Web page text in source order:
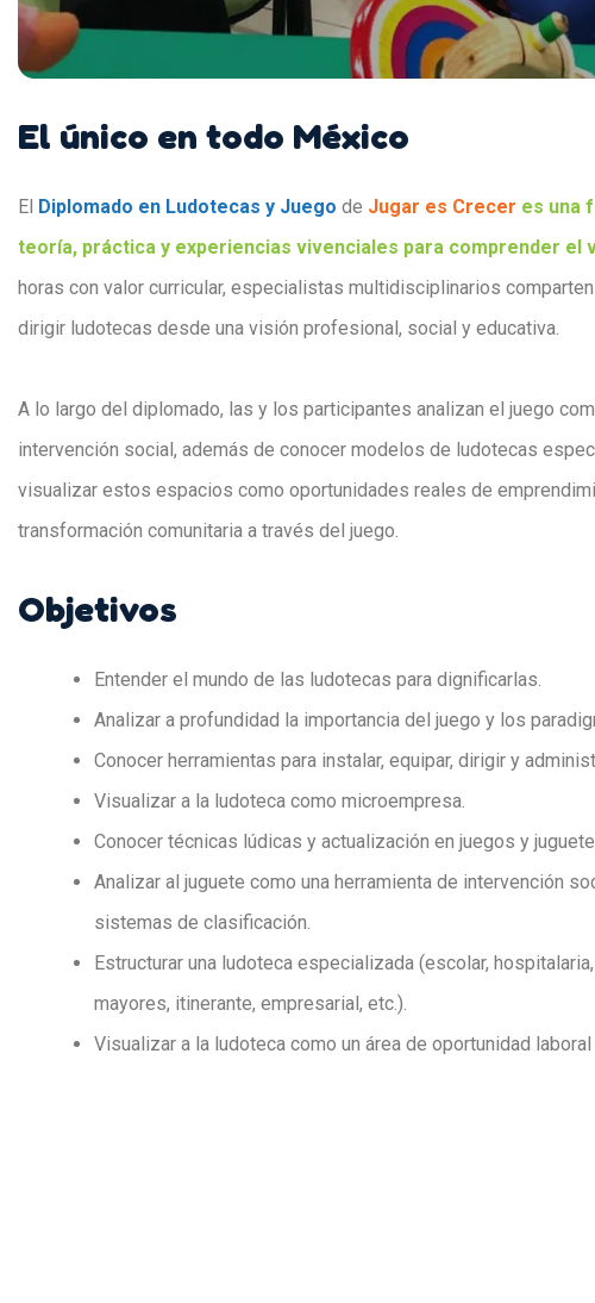
El único en todo México
El Diplomado en Ludotecas y Juego de Jugar es Crecer es una
teoría, práctica y experiencias vivenciales para comprender el
horas con valor curricular, especialistas multidisciplinarios
dirigir ludotecas desde una visión profesional, social y educativa.
A lo largo del diplomado, las y los participantes analizan el juego
intervención social, además de conocer modelos de ludotecas
visualizar estos espacios como oportunidades reales de
transformación comunitaria a través del juego.
Objetivos
Entender el mundo de las ludotecas para dignificarlas.
Analizar a profundidad la importancia del juego y los
Conocer herramientas para instalar, equipar, dirigir y
Visualizar a la ludoteca como microempresa.
Conocer técnicas lúdicas y actualización en juegos y
Analizar al juguete como una herramienta de intervención
sistemas de clasificación.
Estructurar una ludoteca especializada (escolar,
mayores, itinerante, empresarial, etc.).
Visualizar a la ludoteca como un área de oportunidad